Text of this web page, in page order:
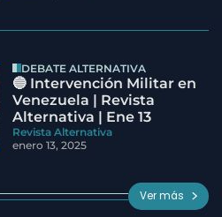
DEBATE ALTERNATIVA
🔵 Intervención Militar en
Venezuela | Revista
Alternativa | Ene 13
Revista Alternativa
enero 13, 2025
Ver más